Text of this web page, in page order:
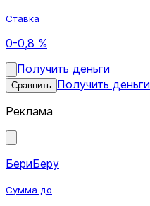
Ставка
0-0,8 %
Получить деньги
Сравнить Получить деньги
Реклама
БериБеру
Сумма до